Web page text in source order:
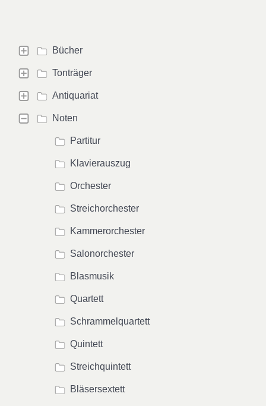
Bücher
Tonträger
Antiquariat
Noten
Partitur
Klavierauszug
Orchester
Streichorchester
Kammerorchester
Salonorchester
Blasmusik
Quartett
Schrammelquartett
Quintett
Streichquintett
Bläsersextett